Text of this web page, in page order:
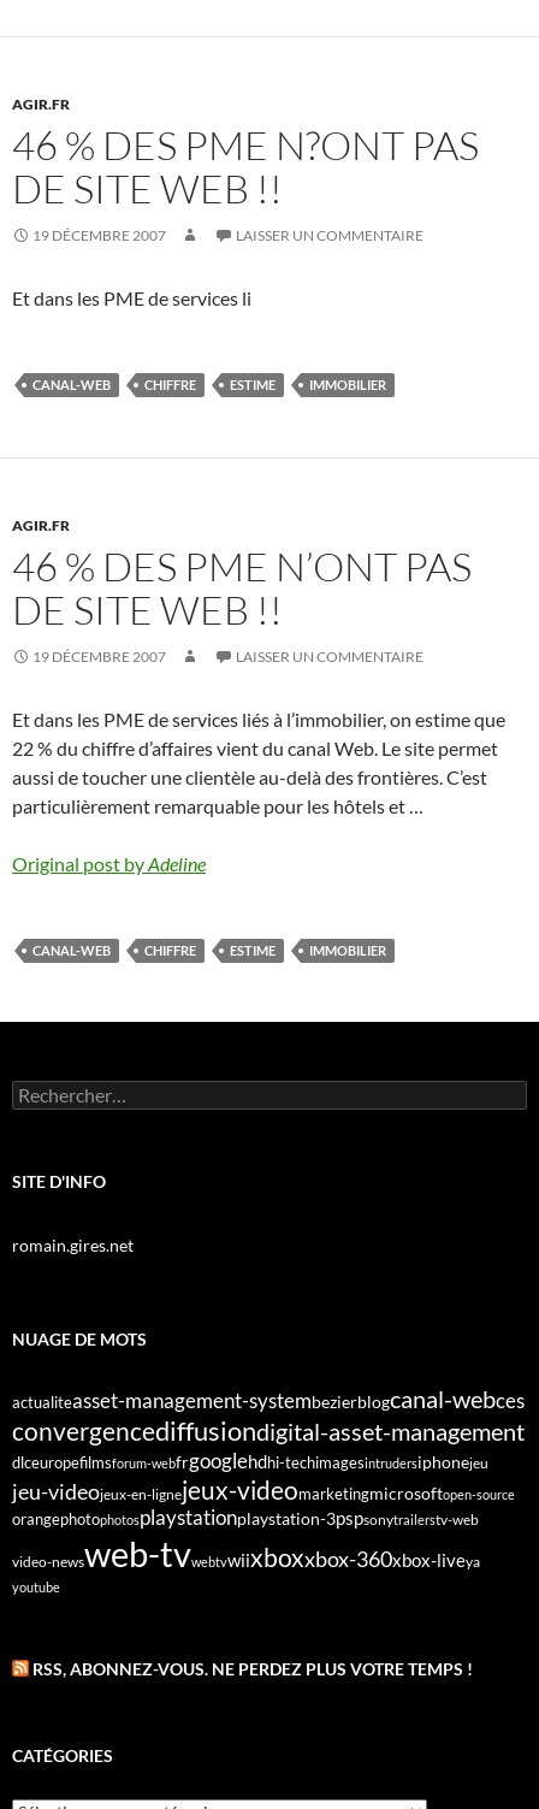
AGIR.FR
46 % DES PME N?ONT PAS
DE SITE WEB !!
19 DÉCEMBRE 2007 LAISSER UN COMMENTAIRE
Et dans les PME de services li
CANAL-WEB CHIFFRE ESTIME IMMOBILIER
AGIR.FR
46 % DES PME N’ONT PAS
DE SITE WEB !!
19 DÉCEMBRE 2007 LAISSER UN COMMENTAIRE
Et dans les PME de services liés à l’immobilier, on estime que
22 % du chiffre d’affaires vient du canal Web. Le site permet
aussi de toucher une clientèle au-delà des frontières. C’est
particulièrement remarquable pour les hôtels et …
Original post byAdeline
CANAL-WEB CHIFFRE ESTIME IMMOBILIER
Rechercher :
SITE D'INFO
romain.gires.net
NUAGE DE MOTS
actualiteasset-management-systembezierblogcanal-webces
convergencediffusiondigital-asset-management
dlceuropefilmsforum-webfrgooglehdhi-techimagesintrudersiphonejeu
jeu-videojeux-en-lignejeux-videomarketingmicrosoftopen-source
orangephotophotosplaystationplaystation-3pspsonytrailerstv-web
video-newsweb-tvwebtvwiixboxxbox-360xbox-liveya
youtube
RSS, ABONNEZ-VOUS. NE PERDEZ PLUS VOTRE TEMPS !
CATÉGORIES